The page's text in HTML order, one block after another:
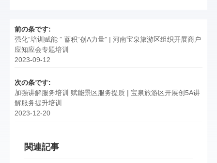
前の条です:
强化“培训赋能 ” 蓄积“创A力量” | 河南宝泉旅游区组织开展商户
应知应会专题培训
2023-09-12
次の条です:
加强讲解服务培训 赋能景区服务提质 | 宝泉旅游区开展创5A讲
解服务提升培训
2023-12-20
関連記事